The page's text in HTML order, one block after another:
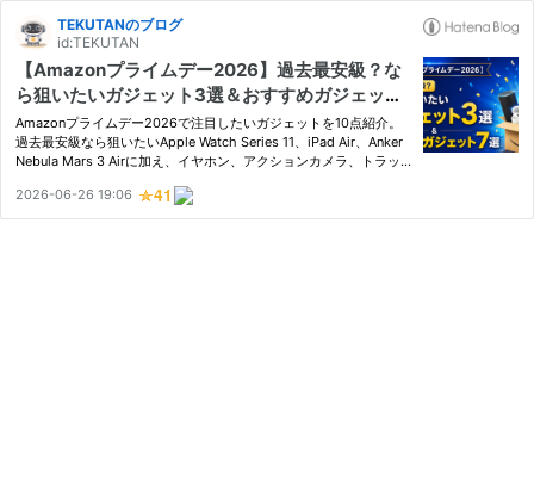
TEKUTANのブログ
id:TEKUTAN
【Amazonプライムデー2026】過去最安級？な
ら狙いたいガジェット3選＆おすすめガジェット
7選
Amazonプライムデー2026で注目したいガジェットを10点紹介。
過去最安級なら狙いたいApple Watch Series 11、iPad Air、Anker
Nebula Mars 3 Airに加え、イヤホン、アクションカメラ、トラッ
ッドホンなど、個人的に気になるおすすめガジェットをまとめまし
た。
2026-06-26 19:06